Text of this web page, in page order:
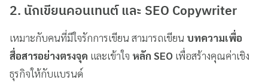
2. นักเขียนคอนเทนต์ และ SEO Copywriter
เหมาะกับคนที่มีใจรักการเขียน สามารถเขียน บทความเพื่อ
สื่อสารอย่างตรงจุด และเข้าใจ หลัก SEO เพื่อสร้างคุณค่าเชิง
ธุรกิจให้กับแบรนด์